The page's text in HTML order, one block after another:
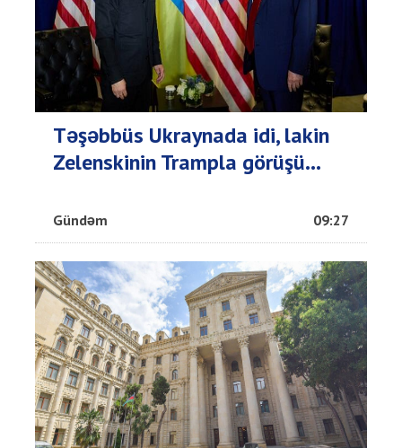
Təşəbbüs Ukraynada idi, lakin
Zelenskinin Trampla görüşü...
Gündəm 09:27